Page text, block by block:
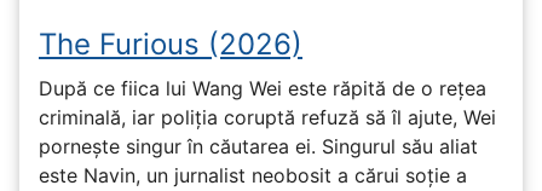
The Furious (2026)
După ce fiica lui Wang Wei este răpită de o rețea
criminală, iar poliția coruptă refuză să îl ajute, Wei
pornește singur în căutarea ei. Singurul său aliat
este Navin, un jurnalist neobosit a cărui soție a